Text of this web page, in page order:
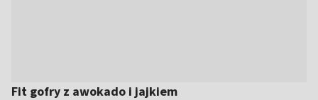
Fit gofry z awokado i jajkiem